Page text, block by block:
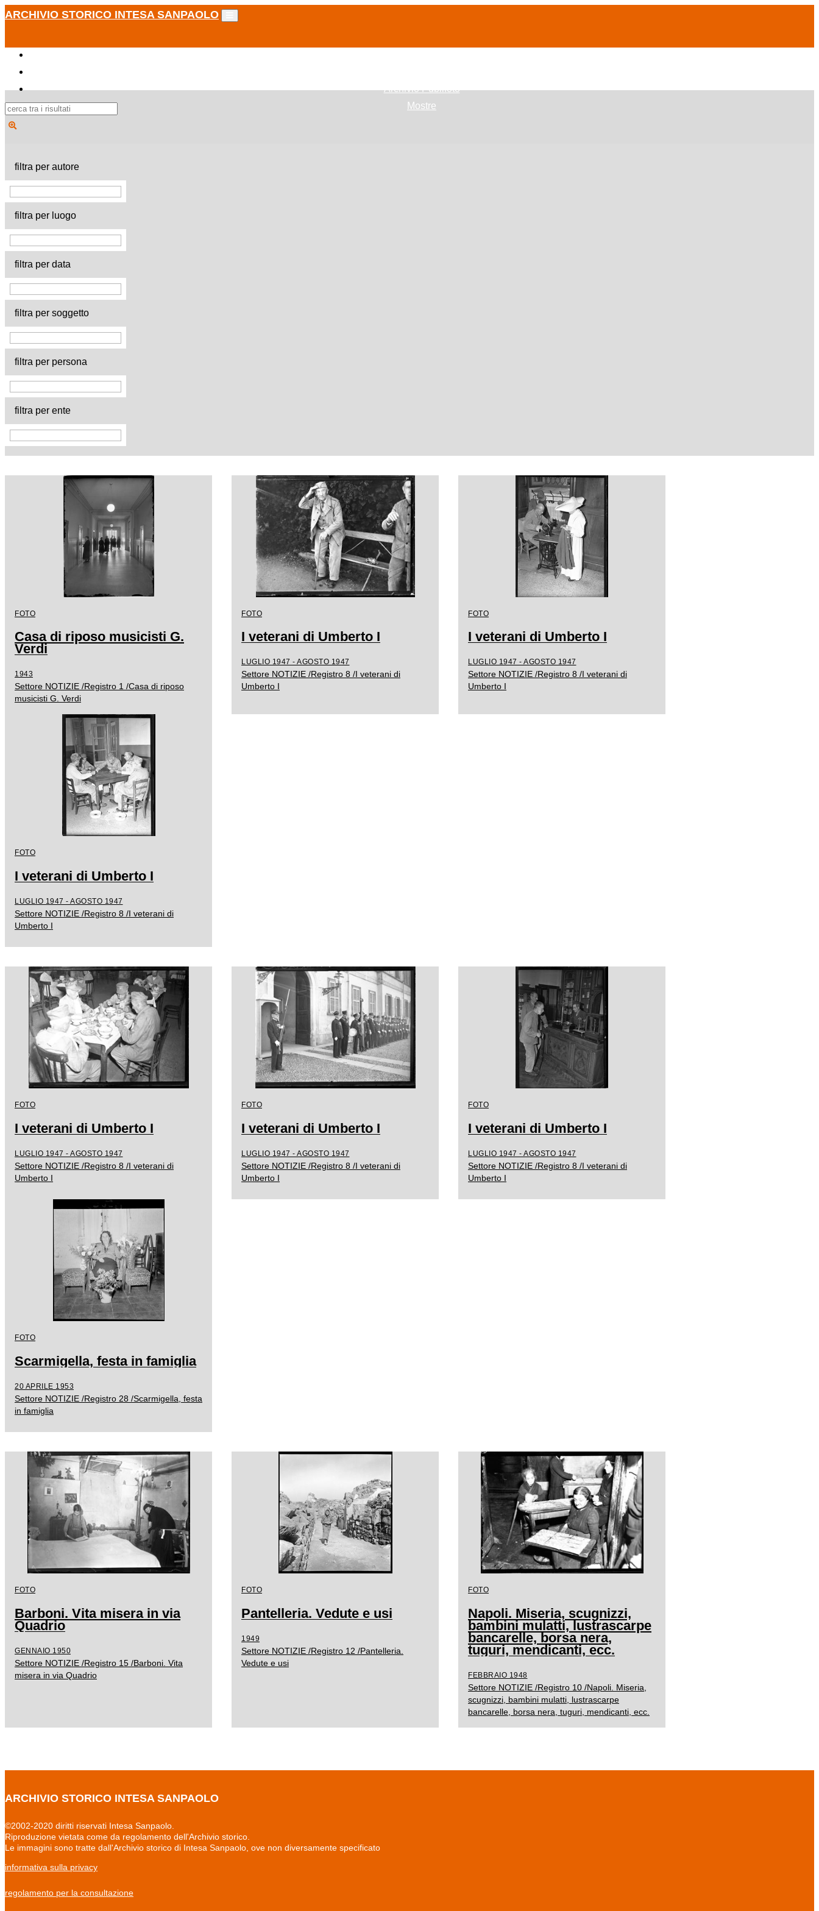
ARCHIVIO STORICO INTESA SANPAOLO
Archivio Publifoto
Mostre
filtra per autore
filtra per luogo
filtra per data
filtra per soggetto
filtra per persona
filtra per ente
FOTO
Casa di riposo musicisti G.
Verdi
1943
Settore NOTIZIE /Registro 1 /Casa di riposo
musicisti G. Verdi
FOTO
I veterani di Umberto I
LUGLIO 1947 - AGOSTO 1947
Settore NOTIZIE /Registro 8 /I veterani di
Umberto I
FOTO
I veterani di Umberto I
LUGLIO 1947 - AGOSTO 1947
Settore NOTIZIE /Registro 8 /I veterani di
Umberto I
FOTO
I veterani di Umberto I
LUGLIO 1947 - AGOSTO 1947
Settore NOTIZIE /Registro 8 /I veterani di
Umberto I
FOTO
I veterani di Umberto I
LUGLIO 1947 - AGOSTO 1947
Settore NOTIZIE /Registro 8 /I veterani di
Umberto I
FOTO
I veterani di Umberto I
LUGLIO 1947 - AGOSTO 1947
Settore NOTIZIE /Registro 8 /I veterani di
Umberto I
FOTO
I veterani di Umberto I
LUGLIO 1947 - AGOSTO 1947
Settore NOTIZIE /Registro 8 /I veterani di
Umberto I
FOTO
Scarmigella, festa in famiglia
20 APRILE 1953
Settore NOTIZIE /Registro 28 /Scarmigella, festa
in famiglia
FOTO
Barboni. Vita misera in via
Quadrio
GENNAIO 1950
Settore NOTIZIE /Registro 15 /Barboni. Vita
misera in via Quadrio
FOTO
Pantelleria. Vedute e usi
1949
Settore NOTIZIE /Registro 12 /Pantelleria.
Vedute e usi
FOTO
Napoli. Miseria, scugnizzi,
bambini mulatti, lustrascarpe
bancarelle, borsa nera,
tuguri, mendicanti, ecc.
FEBBRAIO 1948
Settore NOTIZIE /Registro 10 /Napoli. Miseria,
scugnizzi, bambini mulatti, lustrascarpe
bancarelle, borsa nera, tuguri, mendicanti, ecc.
ARCHIVIO STORICO INTESA SANPAOLO
©2002-2020 diritti riservati Intesa Sanpaolo.
Riproduzione vietata come da regolamento dell'Archivio storico.
Le immagini sono tratte dall'Archivio storico di Intesa Sanpaolo, ove non diversamente specificato
informativa sulla privacy
regolamento per la consultazione